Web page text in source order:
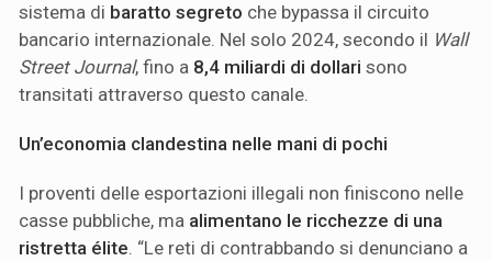
sistema di baratto segreto che bypassa il circuito
bancario internazionale. Nel solo 2024, secondo il Wall
Street Journal, fino a 8,4 miliardi di dollari sono
transitati attraverso questo canale.
Un’economia clandestina nelle mani di pochi
I proventi delle esportazioni illegali non finiscono nelle
casse pubbliche, ma alimentano le ricchezze di una
ristretta élite. “Le reti di contrabbando si denunciano a